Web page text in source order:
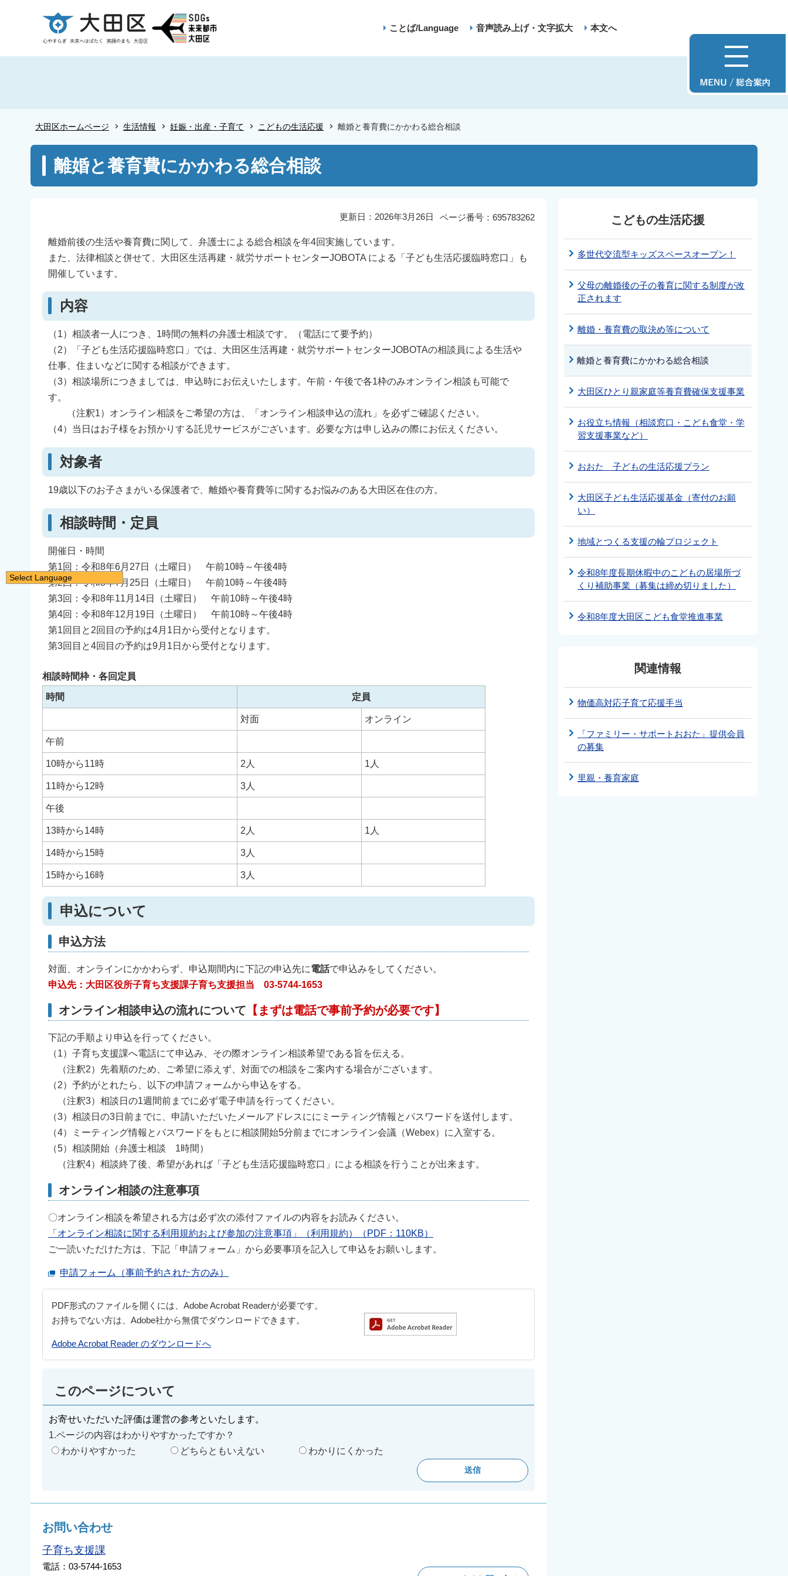
ー
ことば/Language 音声読み上げ・文字拡大 本文へ
大田区ホームページ 生活情報 妊娠・出産・子育て こどもの生活応援 離婚と養育費にかかわる総合相談
こ
離婚と養育費にかかわる総合相談
ページ番号：695783262
更新日：2026年3月26日
離婚前後の生活や養育費に関して、弁護士による総合相談を年4回実施しています。
また、法律相談と併せて、大田区生活再建・就労サポートセンターJOBOTA による「子ども生活応援臨時窓口」も
開催しています。
内容
（1）相談者一人につき、1時間の無料の弁護士相談です。（電話にて要予約）
（2）「子ども生活応援臨時窓口」では、大田区生活再建・就労サポートセンターJOBOTAの相談員による生活や
仕事、住まいなどに関する相談ができます。
（3）相談場所につきましては、申込時にお伝えいたします。午前・午後で各1枠のみオンライン相談も可能で
す。
（注釈1）オンライン相談をご希望の方は、「オンライン相談申込の流れ」を必ずご確認ください。
（4）当日はお子様をお預かりする託児サービスがございます。必要な方は申し込みの際にお伝えください。
対象者
19歳以下のお子さまがいる保護者で、離婚や養育費等に関するお悩みのある大田区在住の方。
相談時間・定員
開催日・時間
第1回：令和8年6月27日（土曜日） 午前10時～午後4時
第2回：令和8年7月25日（土曜日） 午前10時～午後4時
第3回：令和8年11月14日（土曜日） 午前10時～午後4時
第4回：令和8年12月19日（土曜日） 午前10時～午後4時
第1回目と2回目の予約は4月1日から受付となります。
第3回目と4回目の予約は9月1日から受付となります。
相談時間枠・各回定員
時間 定員
対面 オンライン
午前
10時から11時 2人 1人
11時から12時 3人
午後
13時から14時 2人 1人
14時から15時 3人
15時から16時 3人
申込について
申込方法
対面、オンラインにかかわらず、申込期間内に下記の申込先に電話で申込みをしてください。
申込先：大田区役所子育ち支援課子育ち支援担当 03-5744-1653
オンライン相談申込の流れについて 【まずは電話で事前予約が必要です】
下記の手順より申込を行ってください。
（1）子育ち支援課へ電話にて申込み、その際オンライン相談希望である旨を伝える。
（注釈2）先着順のため、ご希望に添えず、対面での相談をご案内する場合がございます。
（2）予約がとれたら、以下の申請フォームから申込をする。
（注釈3）相談日の1週間前までに必ず電子申請を行ってください。
（3）相談日の3日前までに、申請いただいたメールアドレスににミーティング情報とパスワードを送付します。
（4）ミーティング情報とパスワードをもとに相談開始5分前までにオンライン会議（Webex）に入室する。
（5）相談開始（弁護士相談 1時間）
（注釈4）相談終了後、希望があれば「子ども生活応援臨時窓口」による相談を行うことが出来ます。
オンライン相談の注意事項
〇オンライン相談を希望される方は必ず次の添付ファイルの内容をお読みください。
「オンライン相談に関する利用規約および参加の注意事項」（利用規約）（PDF：110KB）
ご一読いただけた方は、下記「申請フォーム」から必要事項を記入して申込をお願いします。
申請フォーム（事前予約された方のみ）
PDF形式のファイルを開くには、Adobe Acrobat Readerが必要です。
お持ちでない方は、Adobe社から無償でダウンロードできます。
Adobe Acrobat Reader のダウンロードへ
このページについて
お寄せいただいた評価は運営の参考といたします。
1.ページの内容はわかりやすかったですか？
わかりやすかった
どちらともいえない わかりにくかった
お問い合わせ
子育ち支援課
電話：03-5744-1653
こどもの生活応援
多世代交流型キッズスペースオープン！
父母の離婚後の子の養育に関する制度が改
正されます
離婚・養育費の取決め等について
離婚と養育費にかかわる総合相談
大田区ひとり親家庭等養育費確保支援事業
お役立ち情報（相談窓口・こども食堂・学
習支援事業など）
おおた 子どもの生活応援プラン
大田区子ども生活応援基金（寄付のお願
い）
地域とつくる支援の輪プロジェクト
令和8年度長期休暇中のこどもの居場所づ
くり補助事業（募集は締め切りました）
令和8年度大田区こども食堂推進事業
関連情報
物価高対応子育て応援手当
「ファミリー・サポートおおた」提供会員
の募集
里親・養育家庭
Select Language